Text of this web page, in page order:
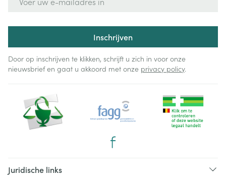
Inschrijven
Door op inschrijven te klikken, schrijft u zich in voor onze
nieuwsbrief en gaat u akkoord met onze privacy policy.
Juridische links